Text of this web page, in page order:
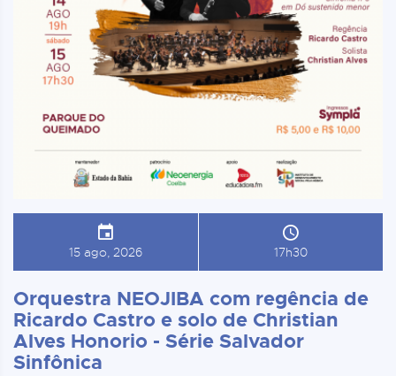
15 ago, 2026 17h30
Orquestra NEOJIBA com regência de
Ricardo Castro e solo de Christian
Alves Honorio - Série Salvador
Sinfônica